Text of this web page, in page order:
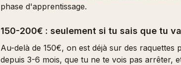
phase d'apprentissage.
150-200€ : seulement si tu sais que tu
Au-delà de 150€, on est déjà sur des raquettes
depuis 3-6 mois, que tu ne te vois pas arrêter,